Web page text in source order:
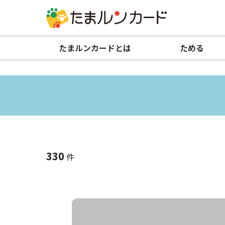
たまルンカードとは ためる
330 件